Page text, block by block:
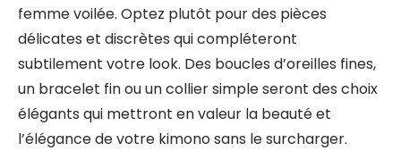
femme voilée. Optez plutôt pour des pièces
délicates et discrètes qui compléteront
subtilement votre look. Des boucles d’oreilles fines,
un bracelet fin ou un collier simple seront des choix
élégants qui mettront en valeur la beauté et
l’élégance de votre kimono sans le surcharger.